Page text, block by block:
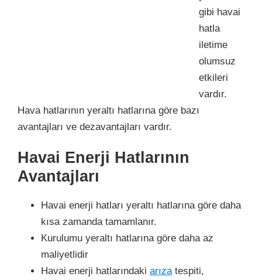
gibi havai
hatla
iletime
olumsuz
etkileri
vardır.
Hava hatlarının yeraltı hatlarına göre bazı
avantajları ve dezavantajları vardır.
Havai Enerji Hatlarının
Avantajları
Havai enerji hatları yeraltı hatlarına göre daha
kısa zamanda tamamlanır.
Kurulumu yeraltı hatlarına göre daha az
maliyetlidir
Havai enerji hatlarındaki arıza tespiti,